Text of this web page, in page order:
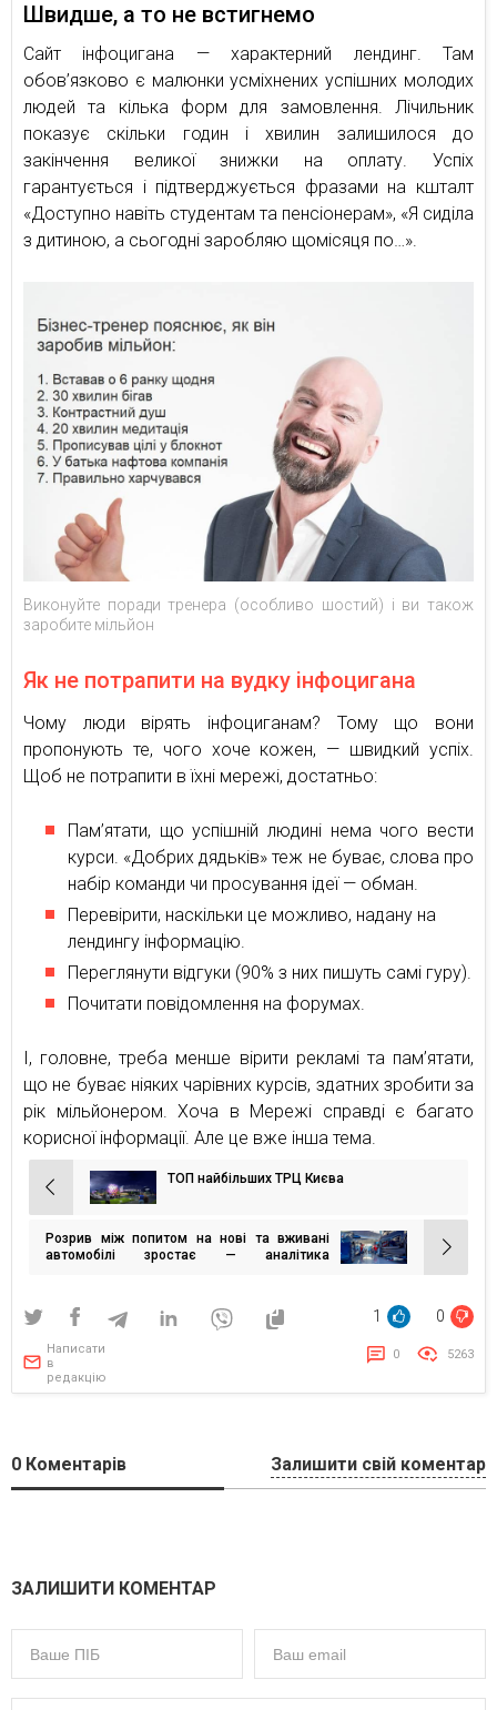
Швидше, а то не встигнемо
Сайт інфоцигана — характерний лендинг. Там
обов’язково є малюнки усміхнених успішних молодих
людей та кілька форм для замовлення. Лічильник
показує скільки годин і хвилин залишилося до
закінчення великої знижки на оплату. Успіх
гарантується і підтверджується фразами на кшталт
«Доступно навіть студентам та пенсіонерам», «Я сиділа
з дитиною, а сьогодні заробляю щомісяця по…».
Виконуйте поради тренера (особливо шостий) і ви також
заробите мільйон
Як не потрапити на вудку інфоцигана
Чому люди вірять інфоциганам? Тому що вони
пропонують те, чого хоче кожен, — швидкий успіх.
Щоб не потрапити в їхні мережі, достатньо:
Пам’ятати, що успішній людині нема чого вести
курси. «Добрих дядьків» теж не буває, слова про
набір команди чи просування ідеї — обман.
Перевірити, наскільки це можливо, надану на
лендингу інформацію.
Переглянути відгуки (90% з них пишуть самі гуру).
Почитати повідомлення на форумах.
І, головне, треба менше вірити рекламі та пам’ятати,
що не буває ніяких чарівних курсів, здатних зробити за
рік мільйонером. Хоча в Мережі справді є багато
корисної інформації. Але це вже інша тема.
Навігація
записів
ТОП найбільших ТРЦ Києва
Розрив між попитом на нові та вживані
автомобілі зростає — аналітика
1 0
Написати
в
редакцію
0 5263
0 Коментарів Залишити свій коментар
ЗАЛИШИТИ КОМЕНТАР